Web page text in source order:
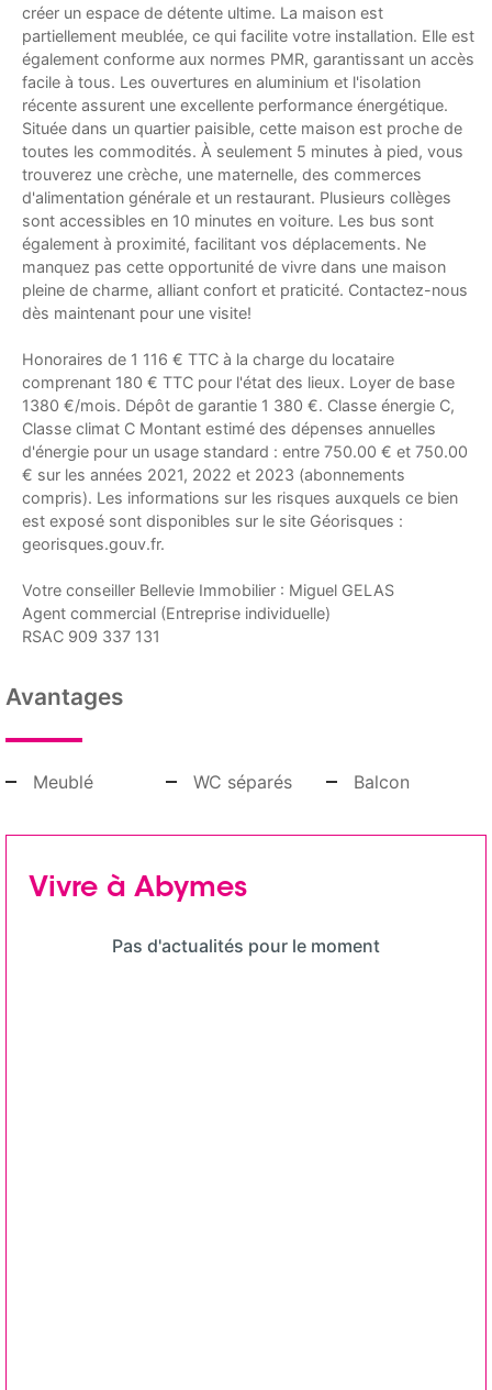
créer un espace de détente ultime. La maison est
partiellement meublée, ce qui facilite votre installation. Elle est
également conforme aux normes PMR, garantissant un accès
facile à tous. Les ouvertures en aluminium et l'isolation
récente assurent une excellente performance énergétique.
Située dans un quartier paisible, cette maison est proche de
toutes les commodités. À seulement 5 minutes à pied, vous
trouverez une crèche, une maternelle, des commerces
d'alimentation générale et un restaurant. Plusieurs collèges
sont accessibles en 10 minutes en voiture. Les bus sont
également à proximité, facilitant vos déplacements. Ne
manquez pas cette opportunité de vivre dans une maison
pleine de charme, alliant confort et praticité. Contactez-nous
dès maintenant pour une visite!
Honoraires de 1 116 € TTC à la charge du locataire
comprenant 180 € TTC pour l'état des lieux. Loyer de base
1380 €/mois. Dépôt de garantie 1 380 €. Classe énergie C,
Classe climat C Montant estimé des dépenses annuelles
d'énergie pour un usage standard : entre 750.00 € et 750.00
€ sur les années 2021, 2022 et 2023 (abonnements
compris). Les informations sur les risques auxquels ce bien
est exposé sont disponibles sur le site Géorisques :
georisques.gouv.fr.
Votre conseiller Bellevie Immobilier : Miguel GELAS
Agent commercial (Entreprise individuelle)
RSAC 909 337 131
Avantages
Meublé WC séparés Balcon
Vivre à Abymes
Pas d'actualités pour le moment